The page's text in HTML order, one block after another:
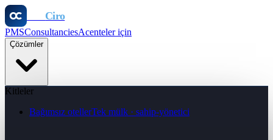
Ciro
PMSConsultanciesAcenteler için
Çözümler
Kitleler
Bağımsız otellerTek mülk · sahip-yönetici